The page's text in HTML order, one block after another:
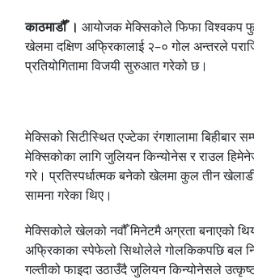
काठमाडौँ । आयोजक मेक्सिकोले फिफा विश्वकप
खेलमा दक्षिण अफ्रिकालाई २–० गोल अन्तरले
प्रतियोगितामा विजयी सुरुआत गरेको छ।
मेक्सिको सिटीस्थित एज्टेका रंगशालामा बिहीबार
मेक्सिकोका लागि जुलियन किन्योनेस र राउल
गरे। प्रतिस्पर्धात्मक बनेको खेलमा कुल तीन
सामना गरेका थिए।
मेक्सिकोले खेलको नवौँ मिनेटमै अग्रता बनाएको
अफ्रिकाका स्पेफेलो सिथोलेले गोलकिकपछि बल
गल्तीको फाइदा उठाउँदै जुलियन किन्योनेसले उत्कृष्ट